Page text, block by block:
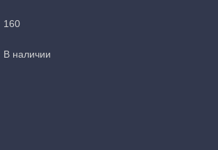
160
В наличии